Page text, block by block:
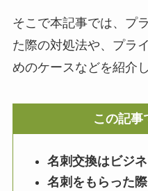
そこで本記事では、プ
た際の対処法や、プラ
めのケースなどを紹介
この記事
名刺交換はビジ
名刺をもらった